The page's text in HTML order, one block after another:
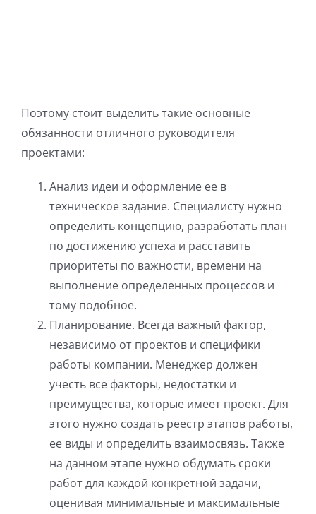
Поэтому стоит выделить такие основные
обязанности отличного руководителя
проектами:
Анализ идеи и оформление ее в
техническое задание. Специалисту нужно
определить концепцию, разработать план
по достижению успеха и расставить
приоритеты по важности, времени на
выполнение определенных процессов и
тому подобное.
Планирование. Всегда важный фактор,
независимо от проектов и специфики
работы компании. Менеджер должен
учесть все факторы, недостатки и
преимущества, которые имеет проект. Для
этого нужно создать реестр этапов работы,
ее виды и определить взаимосвязь. Также
на данном этапе нужно обдумать сроки
работ для каждой конкретной задачи,
оценивая минимальные и максимальные